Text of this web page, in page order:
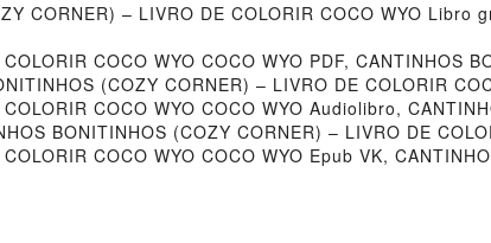
CORNER) – LIVRO DE COLORIR COCO WYO Libro
COCO WYO COCO WYO PDF, CANTINHOS
(COZY CORNER) – LIVRO DE COLORIR
COCO WYO COCO WYO Audiolibro,
BONITINHOS (COZY CORNER) – LIVRO DE
COCO WYO COCO WYO Epub VK,